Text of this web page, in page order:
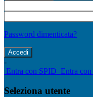
Password dimenticata?
-
Entra con SPID Entra
Seleziona utente